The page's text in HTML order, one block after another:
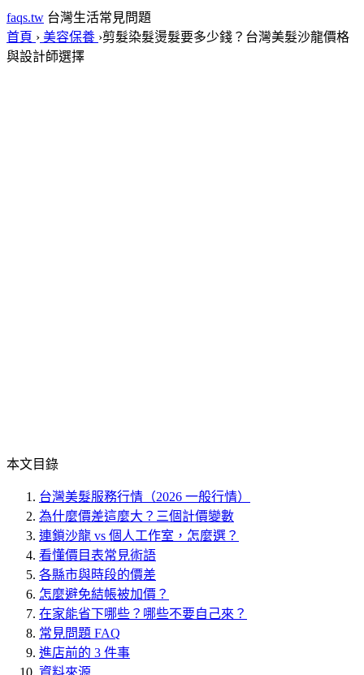
faqs.tw 台灣生活常見問題
首頁 › 美容保養 ›剪髮染髮燙髮要多少錢？台灣美髮沙龍價格
與設計師選擇
本文目錄
台灣美髮服務行情（2026 一般行情）
為什麼價差這麼大？三個計價變數
連鎖沙龍 vs 個人工作室，怎麼選？
看懂價目表常見術語
各縣市與時段的價差
怎麼避免結帳被加價？
在家能省下哪些？哪些不要自己來？
常見問題 FAQ
進店前的 3 件事
資料來源